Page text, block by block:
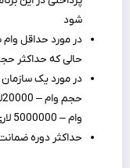
شود
حالی که حداکثر حجم وام –
در مورد یک
وام – 5000000 لاری
حداکثر دوره ضمانت وام 10